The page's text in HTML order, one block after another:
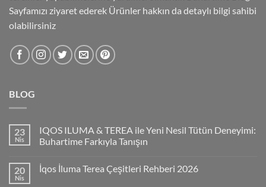
Sayfamızı ziyaret ederek Ürünler hakkın da detaylı bilgi sahibi
olabilirsiniz
BLOG
23
Nis
IQOS ILUMA & TEREA ile Yeni Nesil Tütün Deneyimi:
Buhartime Farkıyla Tanışın
20
Nis
İqos İluma Terea Çeşitleri Rehberi 2026